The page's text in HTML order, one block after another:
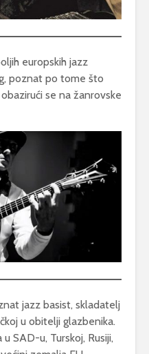
europskih jazz
poznat po tome što
se na žanrovske
jazz basist, skladatelj
u obitelji glazbenika.
SAD-u, Turskoj, Rusiji,